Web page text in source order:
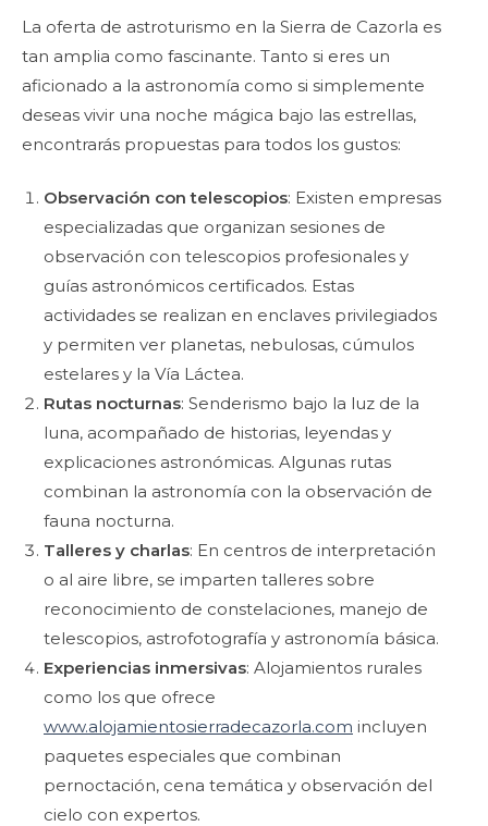
La oferta de astroturismo en la Sierra de Cazorla es
tan amplia como fascinante. Tanto si eres un
aficionado a la astronomía como si simplemente
deseas vivir una noche mágica bajo las estrellas,
encontrarás propuestas para todos los gustos:
Observación con telescopios: Existen empresas
especializadas que organizan sesiones de
observación con telescopios profesionales y
guías astronómicos certificados. Estas
actividades se realizan en enclaves privilegiados
y permiten ver planetas, nebulosas, cúmulos
estelares y la Vía Láctea.
Rutas nocturnas: Senderismo bajo la luz de la
luna, acompañado de historias, leyendas y
explicaciones astronómicas. Algunas rutas
combinan la astronomía con la observación de
fauna nocturna.
Talleres y charlas: En centros de interpretación
o al aire libre, se imparten talleres sobre
reconocimiento de constelaciones, manejo de
telescopios, astrofotografía y astronomía básica.
Experiencias inmersivas: Alojamientos rurales
como los que ofrece
www.alojamientosierradecazorla.com incluyen
paquetes especiales que combinan
pernoctación, cena temática y observación del
cielo con expertos.